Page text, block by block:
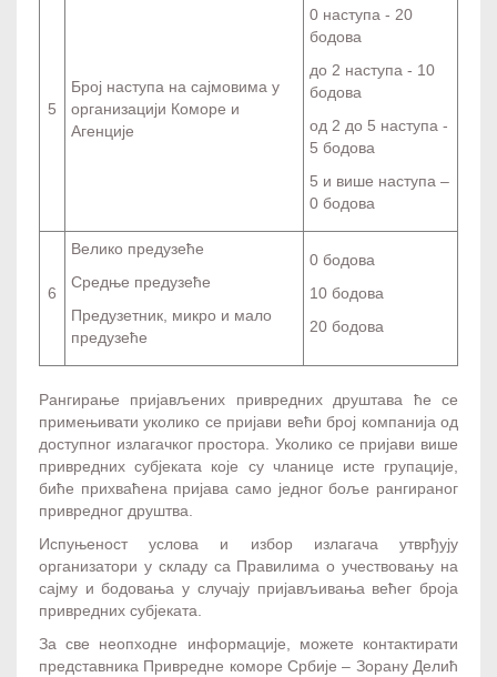
5
Број наступа на сајмовима у
организацији Коморе и
Агенције
0 наступа - 20
бодова
до 2 наступа - 10
бодова
од 2 до 5 наступа -
5 бодова
5 и више наступа –
0 бодова
6
Велико предузеће
Средње предузеће
Предузетник, микро и мало
предузеће
0 бодова
10 бодова
20 бодова
Рангирање пријављених привредних друштава ће се
примењивати уколико се пријави већи број компанија од
доступног излагачког простора. Уколико се пријави више
привредних субјеката које су чланице исте групације,
биће прихваћена пријава само једног боље рангираног
привредног друштва.
Испуњеност услова и избор излагача утврђују
организатори у складу са Правилима о учествовању на
сајму и бодовања у случају пријављивања већег броја
привредних субјеката.
За све неопходне информације, можете контактирати
представника Привредне коморе Србије – Зорану Делић